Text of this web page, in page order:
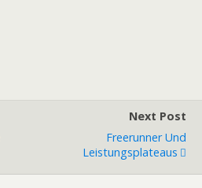
Next Post
Freerunner Und
Leistungsplateaus